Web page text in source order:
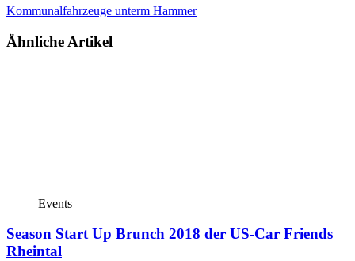
Kommunalfahrzeuge unterm Hammer
Ähnliche Artikel
Events
Season Start Up Brunch 2018 der US-Car Friends
Rheintal